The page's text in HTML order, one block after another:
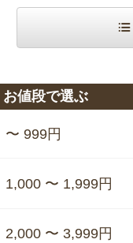
お値段で選ぶ
〜 999円
1,000 〜 1,999円
2,000 〜 3,999円